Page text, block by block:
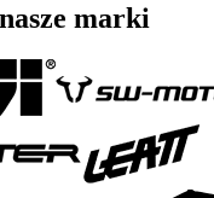
marki